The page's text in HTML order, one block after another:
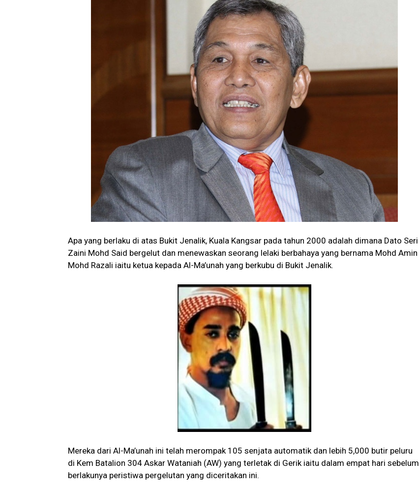
Apa yang berlaku di atas Bukit Jenalik, Kuala Kangsar pada tahun 2000 adalah dimana Dato Seri
Zaini Mohd Said bergelut dan menewaskan seorang lelaki berbahaya yang bernama Mohd Amin
Mohd Razali iaitu ketua kepada Al-Ma’unah yang berkubu di Bukit Jenalik.
Mereka dari Al-Ma’unah ini telah merompak 105 senjata automatik dan lebih 5,000 butir peluru
di Kem Batalion 304 Askar Wataniah (AW) yang terletak di Gerik iaitu dalam empat hari sebelum
berlakunya peristiwa pergelutan yang diceritakan ini.